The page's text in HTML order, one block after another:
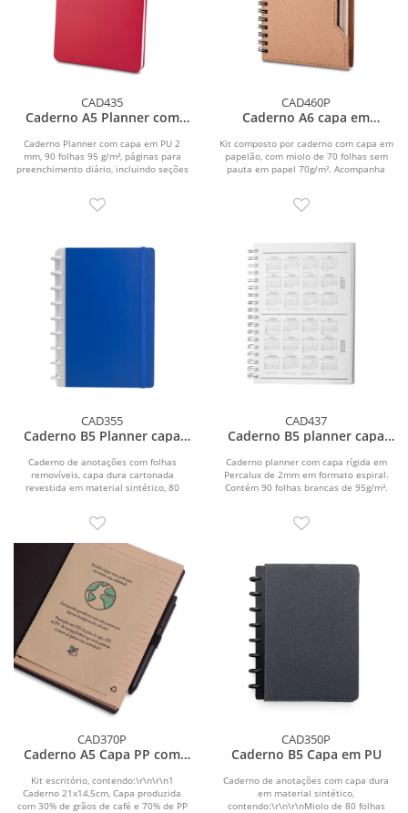
CAD435
Caderno A5 Planner com
Caderno Planner com capa em PU 2
mm, 90 folhas 95 g/m², páginas para
preenchimento diário, incluindo seções
CAD460P
Caderno A6 capa em
caneta
Kit composto por caderno com capa em
papelão, com miolo de 70 folhas sem
pauta em papel 70g/m². Acompanha
CAD355
Caderno B5 Planner capa
Caderno de anotações com folhas
removíveis, capa dura cartonada
revestida em material sintético, 80
CAD437
Caderno B5 planner capa
Caderno planner com capa rígida em
Percalux de 2mm em formato espiral.
Contém 90 folhas brancas de 95g/m².
CAD370P
Caderno A5 Capa PP com
Kit escritório, contendo:\r\n\r\n1
Caderno 21x14,5cm, Capa produzida
com 30% de grãos de café e 70% de PP
CAD350P
Caderno B5 Capa em PU
Caderno de anotações com capa dura
em material sintético,
contendo:\r\n\r\nMiolo de 80 folhas